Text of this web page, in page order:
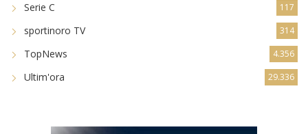
Serie C 117
sportinoro TV 314
TopNews 4.356
Ultim'ora 29.336